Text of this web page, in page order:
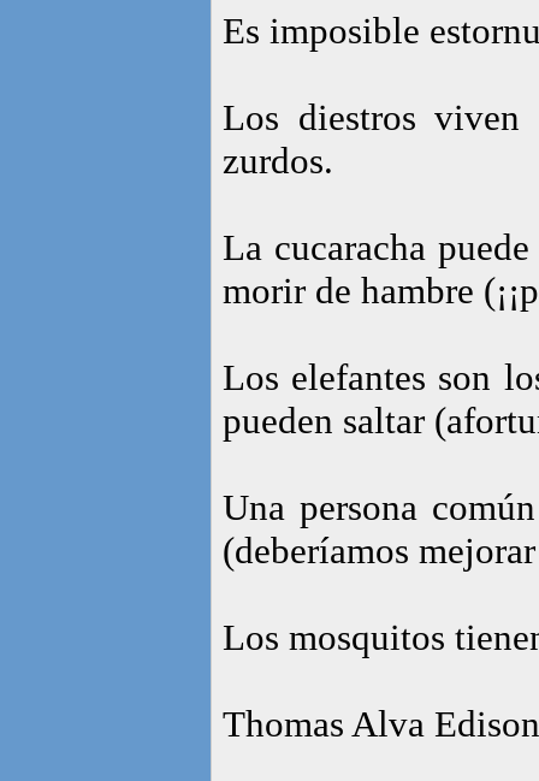
Es imposible
Los diestros viven
zurdos.
La cucaracha
morir de hambre
Los elefantes son
pueden saltar
Una persona
(deberíamos
Los mosquitos
Thomas Alva